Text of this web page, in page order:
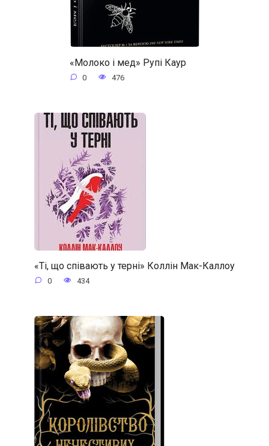
«Молоко і мед» Рупі Каур
0 476
«Ті, що співають у терні» Коллін Мак-Каллоу
0 434